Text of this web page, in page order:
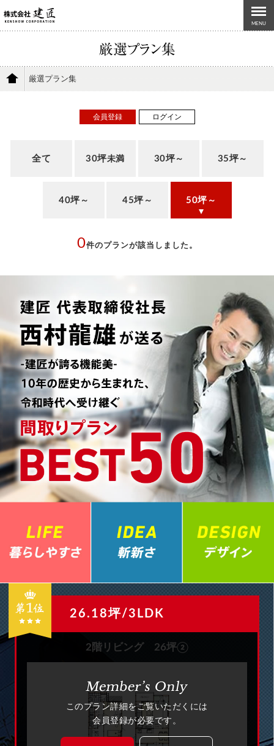
MENU
厳選プラン集
会員登録 ログイン
全て 30坪未満 30坪 ～ 35坪 ～
40坪 ～ 45坪 ～ 50坪～
0件のプランが該当しました。
26.18坪/3LDK
2階リビング 26坪②
このプラン詳細をご覧いただくには
会員登録が必要です。